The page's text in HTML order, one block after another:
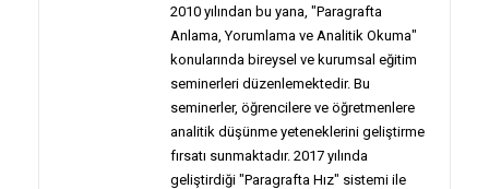
2010 yılından bu yana, "Paragrafta
Anlama, Yorumlama ve Analitik Okuma"
konularında bireysel ve kurumsal eğitim
seminerleri düzenlemektedir. Bu
seminerler, öğrencilere ve öğretmenlere
analitik düşünme yeteneklerini geliştirme
fırsatı sunmaktadır. 2017 yılında
geliştirdiği "Paragrafta Hız" sistemi ile